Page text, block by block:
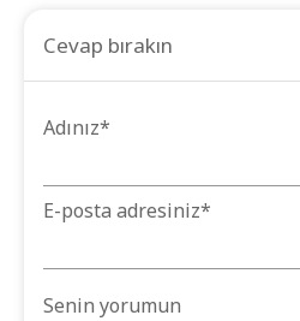
Cevap bırakın
Adınız*
E-posta adresiniz*
Senin yorumun